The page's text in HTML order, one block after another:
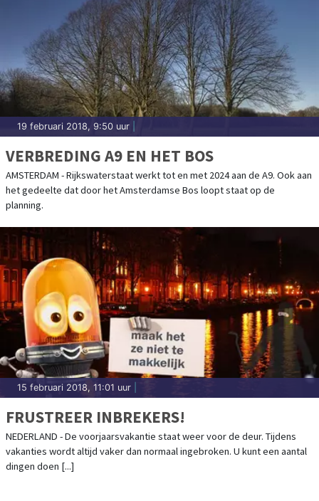
19 februari 2018, 9:50 uur
VERBREDING A9 EN HET BOS
AMSTERDAM - Rijkswaterstaat werkt tot en met 2024 aan de A9. Ook aan
het gedeelte dat door het Amsterdamse Bos loopt staat op de
planning.
15 februari 2018, 11:01 uur
FRUSTREER INBREKERS!
NEDERLAND - De voorjaarsvakantie staat weer voor de deur. Tijdens
vakanties wordt altijd vaker dan normaal ingebroken. U kunt een aantal
dingen doen [...]